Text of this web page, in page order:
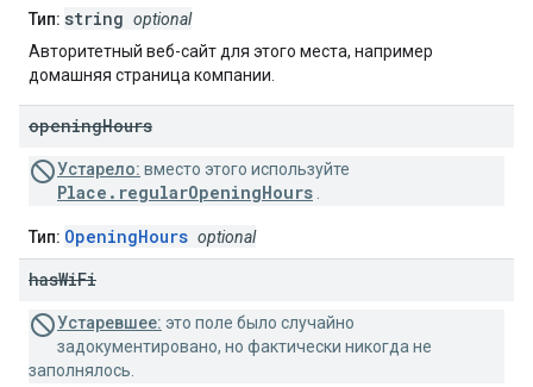
Тип: string optional
Авторитетный веб-сайт для этого места, например
домашняя страница компании.
openingHours
Устарело: вместо этого используйте
Place.regularOpeningHours
Тип: OpeningHours optional
hasWiFi
Устаревшее: это поле было случайно
задокументировано, но фактически никогда не
заполнялось.